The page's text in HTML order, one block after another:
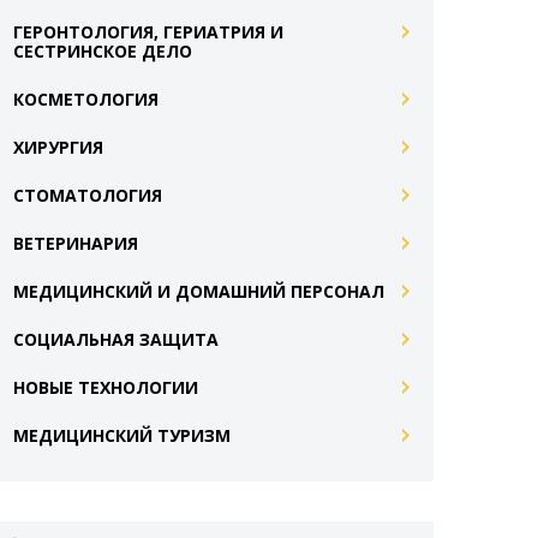
ГЕРОНТОЛОГИЯ, ГЕРИАТРИЯ И
СЕСТРИНСКОЕ ДЕЛО
КОСМЕТОЛОГИЯ
ХИРУРГИЯ
СТОМАТОЛОГИЯ
ВЕТЕРИНАРИЯ
МЕДИЦИНСКИЙ И ДОМАШНИЙ ПЕРСОНАЛ
СОЦИАЛЬНАЯ ЗАЩИТА
НОВЫЕ ТЕХНОЛОГИИ
МЕДИЦИНСКИЙ ТУРИЗМ